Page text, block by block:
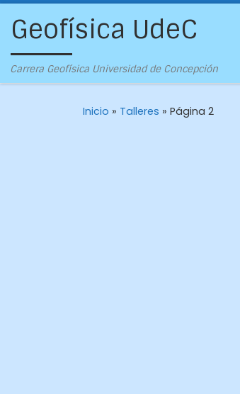
Geofísica UdeC
Carrera Geofísica Universidad de Concepción
Inicio » Talleres » Página 2